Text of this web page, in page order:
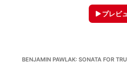
プレビ